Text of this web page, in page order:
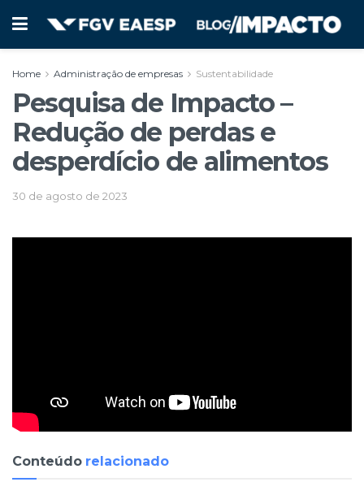
Home Administração de empresas Sustentabilidade
Pesquisa de Impacto –
Redução de perdas e
desperdício de alimentos
30 de agosto de 2023
Conteúdo relacionado